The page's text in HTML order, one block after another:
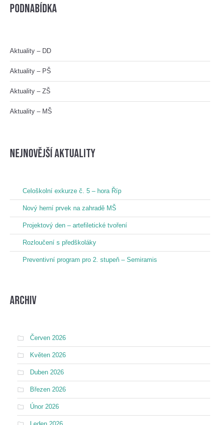
Podnabídka
Aktuality – DD
Aktuality – PŠ
Aktuality – ZŠ
Aktuality – MŠ
nejnovější aktuality
Celoškolní exkurze č. 5 – hora Říp
Nový herní prvek na zahradě MŠ
Projektový den – artefiletické tvoření
Rozloučení s předškoláky
Preventivní program pro 2. stupeň – Semiramis
Archiv
Červen 2026
Květen 2026
Duben 2026
Březen 2026
Únor 2026